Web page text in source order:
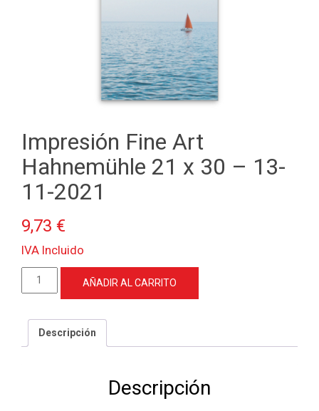
Impresión Fine Art
Hahnemühle 21 x 30 – 13-
11-2021
9,73 €
IVA Incluido
Impresión
Fine
Hahnemühle
AÑADIR AL CARRITO
Descripción
Descripción